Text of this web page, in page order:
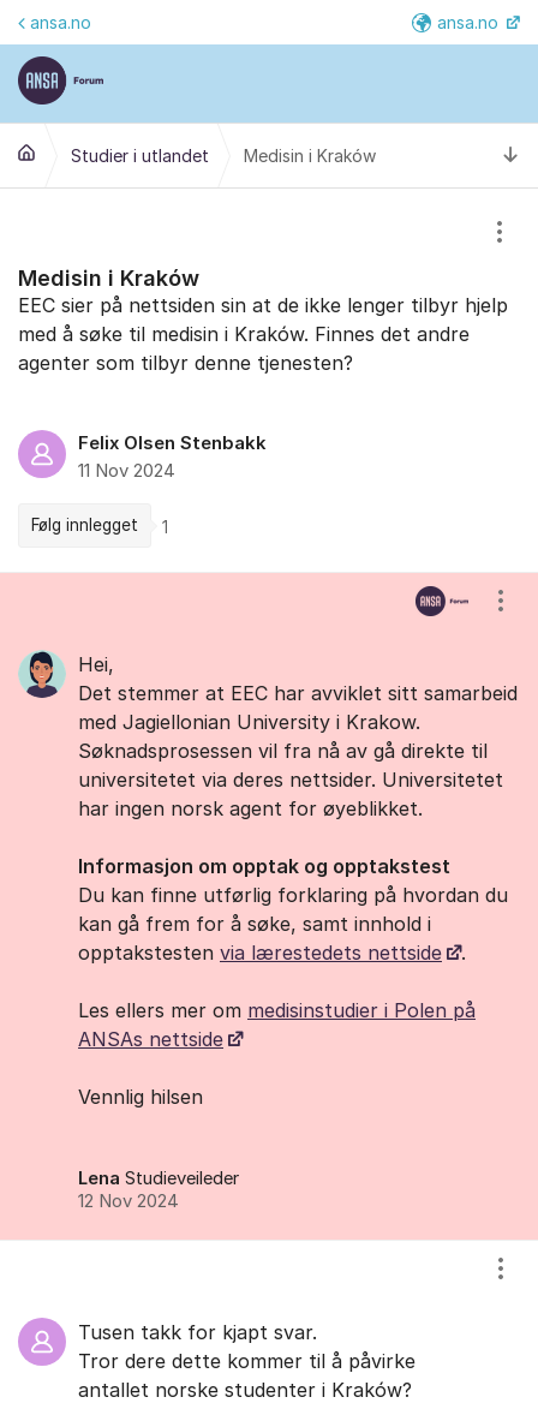
Gå til innhold
ansa.no ansa.no
Studier i utlandet Medisin i Kraków
Medisin i Kraków
Vis/
EEC sier på nettsiden sin at de ikke lenger tilbyr hjelp
med å søke til medisin i Kraków. Finnes det andre
agenter som tilbyr denne tjenesten?
Felix Olsen Stenbakk
11 Nov 2024
Følg innlegget 1
Hei,
Det stemmer at EEC har avviklet sitt samarbeid
med Jagiellonian University i Krakow.
Søknadsprosessen vil fra nå av gå direkte til
universitetet via deres nettsider. Universitetet
har ingen norsk agent for øyeblikket.
Informasjon om opptak og opptakstest
Du kan finne utførlig forklaring på hvordan du
kan gå frem for å søke, samt innhold i
opptakstesten via lærestedets nettside .
Les ellers mer om medisinstudier i Polen på
ANSAs nettside
Vennlig hilsen
Lena Studieveileder
12 Nov 2024
Vis/
Tusen takk for kjapt svar.
Tror dere dette kommer til å påvirke
antallet norske studenter i Kraków?
Vis/